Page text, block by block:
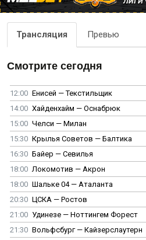
Трансляция Превью
Смотрите сегодня
12:00 Енисей — Текстильщик
14:00 Хайденхайм — Оснабрюк
15:00 Челси — Милан
15:30 Крылья Советов — Балтика
16:30 Байер — Севилья
18:00 Локомотив — Акрон
18:00 Шальке 04 — Аталанта
20:30 ЦСКА — Ростов
21:00 Удинезе — Ноттингем Форест
21:30 Вольфсбург — Кайзерслаутерн